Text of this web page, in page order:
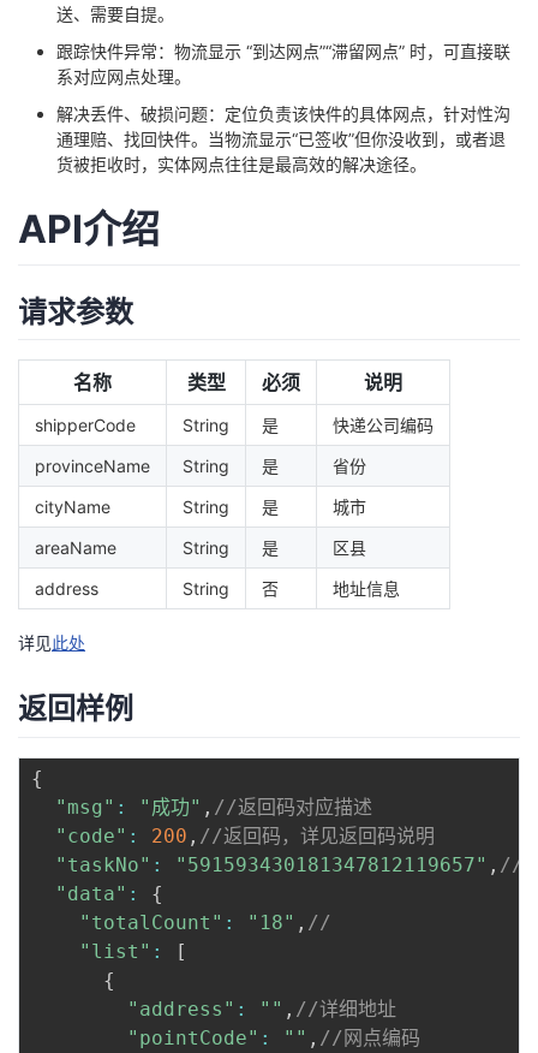
动
关
注
开
堂
我
的
我
验
收
藏
的
我
支
我
的
技
我
的
议
送、需要自提。
跟踪快件异常：物流显示 “到达网点”“滞留网点” 时，可直接联
系对应网点处理。
解决丢件、破损问题：定位负责该快件的具体网点，针对性沟
通理赔、找回快件。当物流显示“已签收”但你没收到，或者退
货被拒收时，实体网点往往是最高效的解决途径。
API介绍
请求参数
名称 类型 必须 说明
shipperCode String 是
快递公司编码
provinceName
String 是
省份
cityName
String 是
城市
areaName
String 是
区县
address
String 否 地址信息
详见此处
返回样例
{
"msg" : "成功" , //返回码对应描述
"code" : 200 , //返回码，详见返回码说明
"taskNo" : "591593430181347812119657" , //
"data" :
{
"totalCount" : "18" , //
"list" :
[
{
"address" : "" , //详细地址
"pointCode" : "" , //网点编码